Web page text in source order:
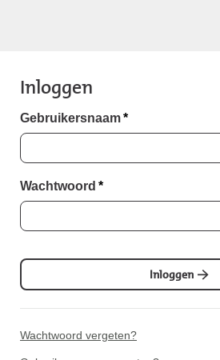
Inloggen
Gebruikersnaam*
Wachtwoord *
Inloggen
Wachtwoord vergeten?